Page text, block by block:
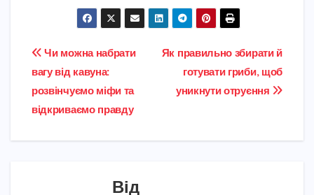
Навігація
записів
Як правильно збирати й
готувати гриби, щоб
уникнути отруєння
Чи можна набрати
вагу від кавуна:
розвінчуємо міфи та
відкриваємо правду
Від